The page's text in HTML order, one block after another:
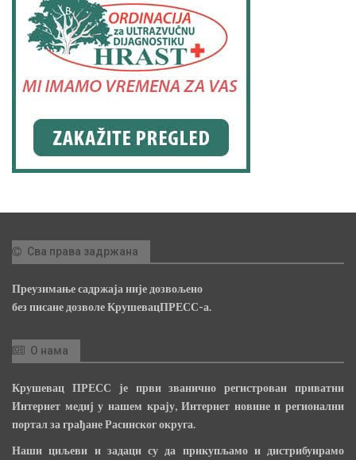
Сва права задржана
Преузимање садржаја није дозвољено
без писане дозволе КрушевацПРЕСС-а.
О нама
Крушевац ПРЕСС је први званично регистрован приватни
Интернет медиј у нашем крају, Интернет новине и регионални
портал за грађане Расинског округа.
Наши циљеви и задаци су да прикупљамо и дистрибуирамо